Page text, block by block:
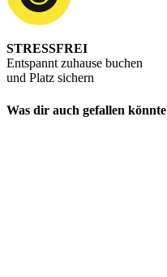
STRESSFREI
Entspannt zuhause buchen
und Platz sichern
Was dir auch gefallen könnte